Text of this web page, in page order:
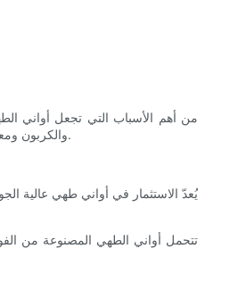
من أهم الأسباب التي تجعل أواني
والكربون ومعادن أخرى كالكروم والنيكل، تضمن توزيعًا فعالًا للحرارة. كما تسمح خصائصه الموصلة للحرارة بتوزيعها بالتساوي على سطح الأواني، مما يمنع ظهور بقع ساخنة أو باردة قد تفسد الطبق.
يُعدّ الاستثمار في أواني طهي عالية
تتحمل أواني الطهي المصنوعة من